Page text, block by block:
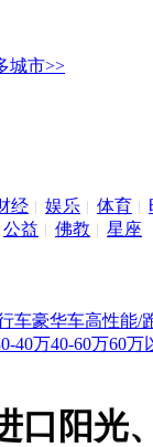
城市>>
经 娱乐 体育
公益 佛教 星座
车豪华车高性能/
40万40-60万60万
口阳光